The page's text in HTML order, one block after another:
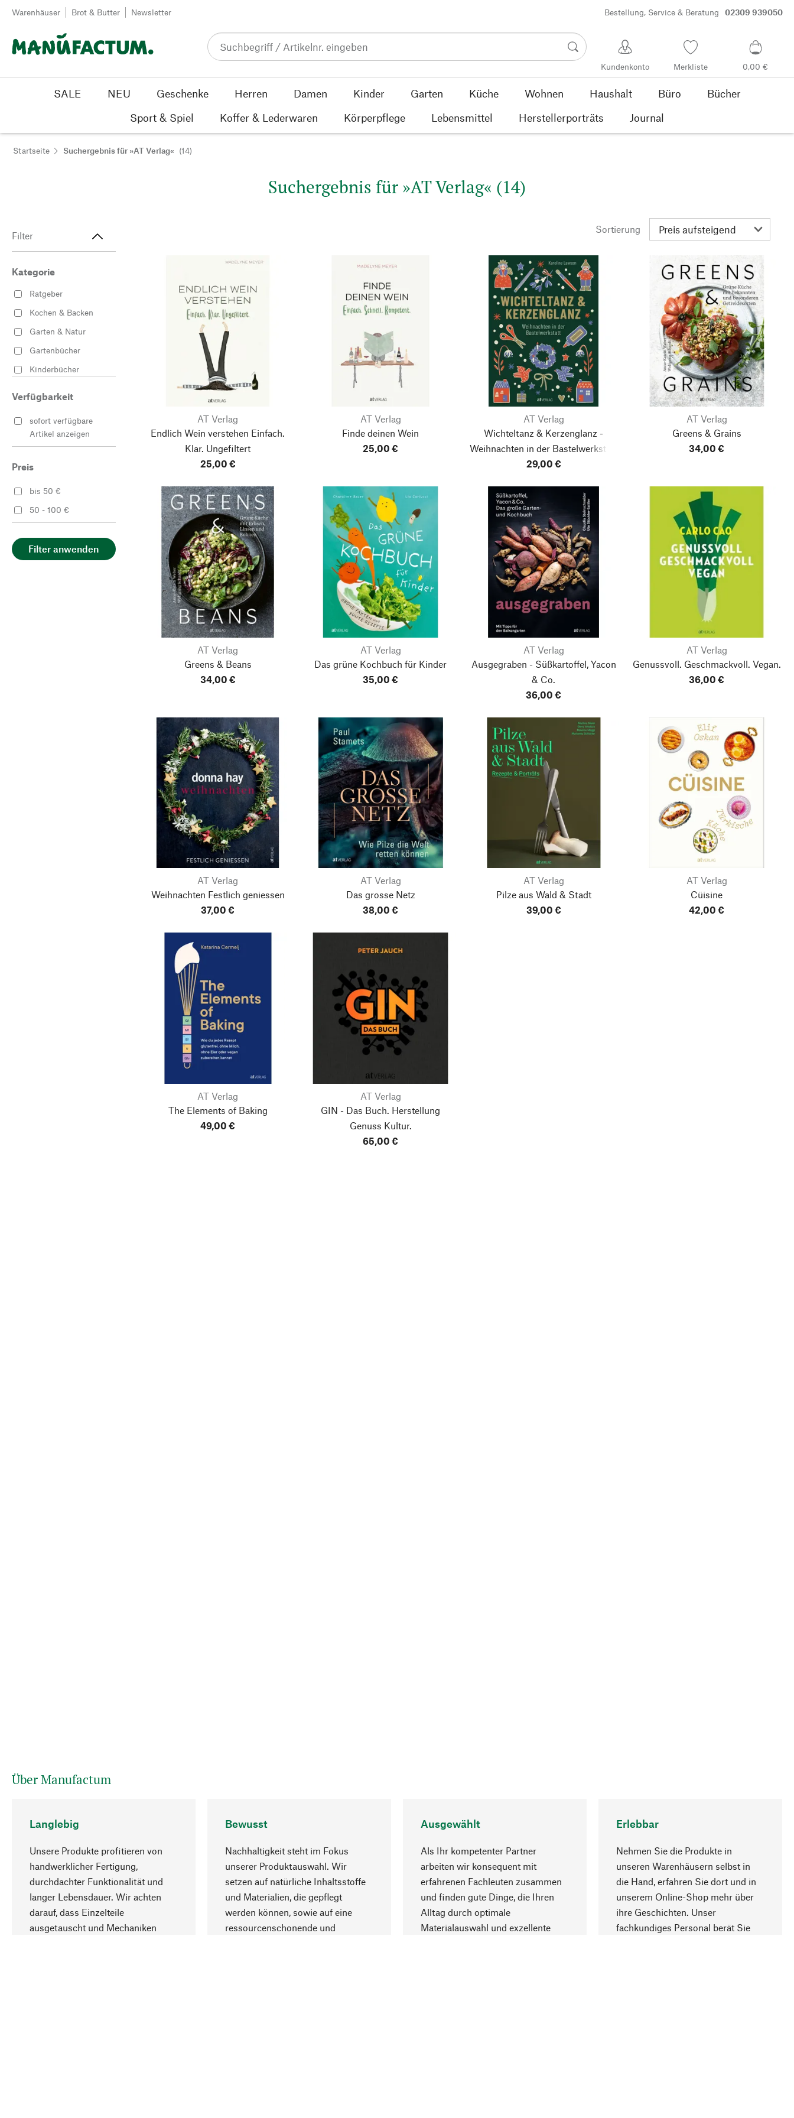
Zum Inhalt springen
Warenhäuser Brot & Butter Newsletter Bestellung, Service & Beratung 02309 939050
Kundenkonto Merkliste 0,00 €
SALE NEU Geschenke Herren Damen Kinder Garten Küche Wohnen Haushalt Büro
Bücher
Sport & Spiel
Koffer & Lederwaren Körperpflege Lebensmittel Herstellerporträts Journal
Startseite Suchergebnis für »AT Verlag« (14)
Suchergebnis für »AT Verlag« (14)
Filter
Kategorie
Ratgeber
Kochen & Backen
Garten & Natur
Gartenbücher
Kinderbücher
Verfügbarkeit
sofort verfügbare
Artikel anzeigen
Preis
bis 50 €
50 - 100 €
Filter anwenden
Sortierung
AT Verlag
Endlich Wein verstehen Einfach.
Klar. Ungefiltert
25,00 €
AT Verlag
Finde deinen Wein
25,00 €
AT Verlag
Wichteltanz & Kerzenglanz -
Weihnachten in der Bastelwerkstatt
29,00 €
AT Verlag
Greens & Grains
34,00 €
AT Verlag
Greens & Beans
34,00 €
AT Verlag
Das grüne Kochbuch für Kinder
35,00 €
AT Verlag
Ausgegraben - Süßkartoffel, Yacon
& Co.
36,00 €
AT Verlag
Genussvoll. Geschmackvoll. Vegan.
36,00 €
AT Verlag
Weihnachten Festlich geniessen
37,00 €
AT Verlag
Das grosse Netz
38,00 €
AT Verlag
Pilze aus Wald & Stadt
39,00 €
AT Verlag
Cüisine
42,00 €
AT Verlag
The Elements of Baking
49,00 €
AT Verlag
GIN - Das Buch. Herstellung
Genuss Kultur.
65,00 €
Über Manufactum
Langlebig
Unsere Produkte profitieren von
handwerklicher Fertigung,
durchdachter Funktionalität und
langer Lebensdauer. Wir achten
darauf, dass Einzelteile
ausgetauscht und Mechaniken
Bewusst
Nachhaltigkeit steht im Fokus
unserer Produktauswahl. Wir
setzen auf natürliche Inhaltsstoffe
und Materialien, die gepflegt
werden können, sowie auf eine
ressourcenschonende und
Ausgewählt
Als Ihr kompetenter Partner
arbeiten wir konsequent mit
erfahrenen Fachleuten zusammen
und finden gute Dinge, die Ihren
Alltag durch optimale
Materialauswahl und exzellente
Erlebbar
Nehmen Sie die Produkte in
unseren Warenhäusern selbst in
die Hand, erfahren Sie dort und in
unserem Online-Shop mehr über
ihre Geschichten. Unser
fachkundiges Personal berät Sie